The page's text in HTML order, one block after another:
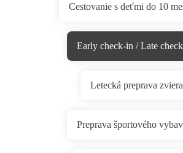
Cestovanie s deťmi do 10
Early check-in / Late
Letecká preprava
Preprava športového